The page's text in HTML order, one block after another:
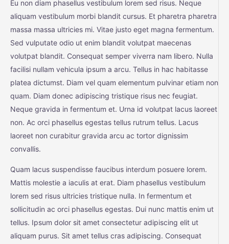
Eu non diam phasellus vestibulum lorem sed risus. Neque
aliquam vestibulum morbi blandit cursus. Et pharetra pharetra
massa massa ultricies mi. Vitae justo eget magna fermentum.
Sed vulputate odio ut enim blandit volutpat maecenas
volutpat blandit. Consequat semper viverra nam libero. Nulla
facilisi nullam vehicula ipsum a arcu. Tellus in hac habitasse
platea dictumst. Diam vel quam elementum pulvinar etiam non
quam. Diam donec adipiscing tristique risus nec feugiat.
Neque gravida in fermentum et. Urna id volutpat lacus laoreet
non. Ac orci phasellus egestas tellus rutrum tellus. Lacus
laoreet non curabitur gravida arcu ac tortor dignissim
convallis.
Quam lacus suspendisse faucibus interdum posuere lorem.
Mattis molestie a iaculis at erat. Diam phasellus vestibulum
lorem sed risus ultricies tristique nulla. In fermentum et
sollicitudin ac orci phasellus egestas. Dui nunc mattis enim ut
tellus. Ipsum dolor sit amet consectetur adipiscing elit ut
aliquam purus. Sit amet tellus cras adipiscing. Consequat